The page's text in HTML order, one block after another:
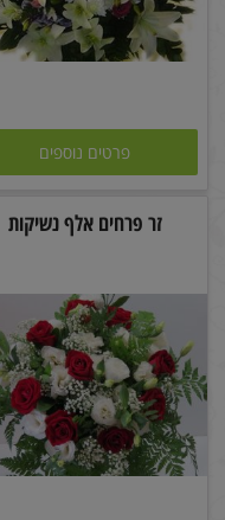
פרטים נוספים
זר פרחים אלף נשיקות